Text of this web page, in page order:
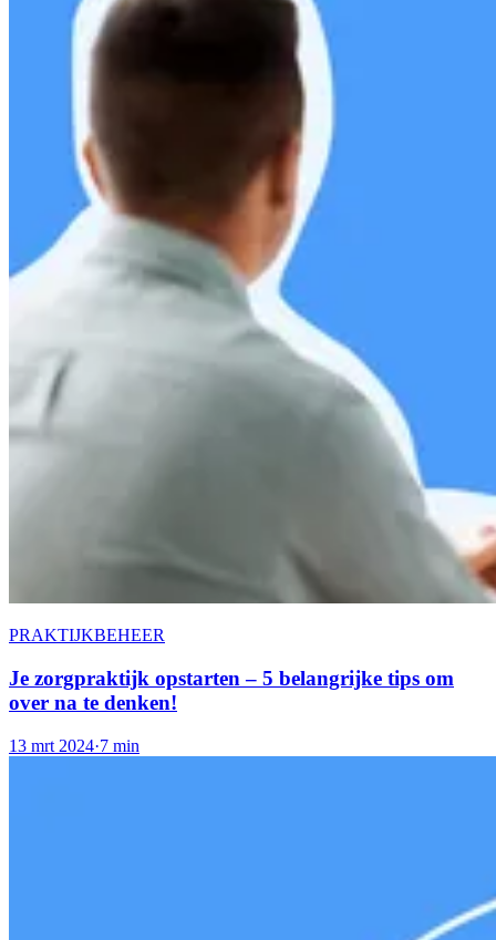
PRAKTIJKBEHEER
Je zorgpraktijk opstarten – 5 belangrijke tips om
over na te denken!
13 mrt 2024·7 min